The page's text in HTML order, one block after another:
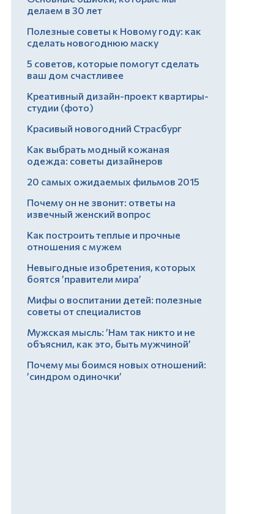
делаем в 30 лет
Полезные советы к Новому году: как
сделать новогоднюю маску
5 советов, которые помогут сделать
ваш дом счастливее
Креативный дизайн-проект квартиры-
студии (фото)
Красивый новогодний Страсбург
Как выбрать модный кожаная
одежда: советы дизайнеров
20 самых ожидаемых фильмов 2015
Почему он не звонит: ответы на
извечный женский вопрос
Как построить теплые и прочные
отношения с мужем
Невыгодные изобретения, которых
боятся ’правители мира’
Мифы о воспитании детей: полезные
советы от специалистов
Мужская мысль: ’Нам так никто и не
объяснил, как это, быть мужчиной’
Почему мы боимся новых отношений:
’синдром одиночки’